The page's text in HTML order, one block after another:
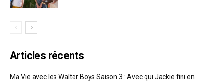
Articles récents
Ma Vie avec les Walter Boys Saison 3 : Avec qui Jackie fini en